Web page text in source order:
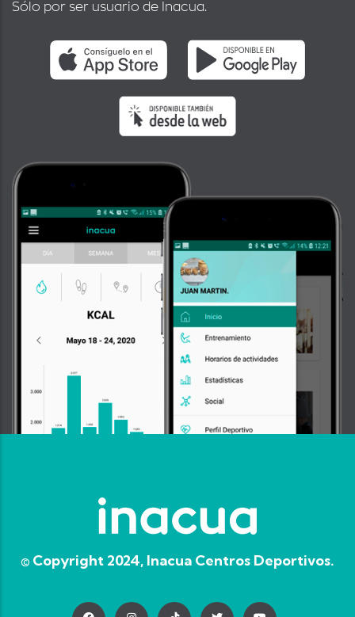
Sólo por ser usuario de Inacua.
© Copyright 2024, Inacua Centros Deportivos.